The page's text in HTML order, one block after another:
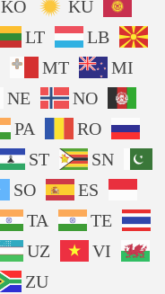
KO
KU
LT
LB
MT
MI
NE
NO
PA
RO
ST
SN
SO
ES
TA
TE
UZ
VI
ZU